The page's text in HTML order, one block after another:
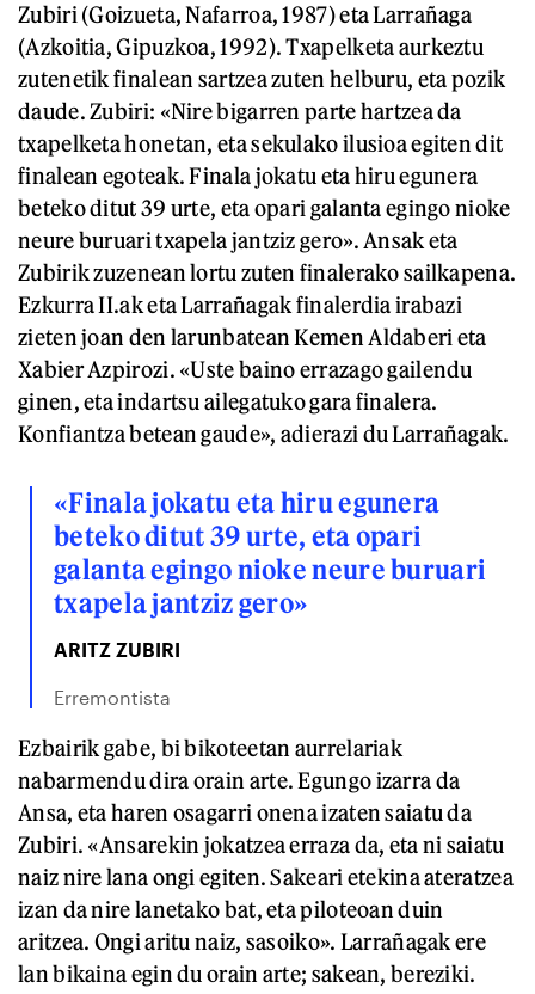
Zubiri (Goizueta, Nafarroa, 1987) eta Larrañaga
(Azkoitia, Gipuzkoa, 1992). Txapelketa aurkeztu
zutenetik finalean sartzea zuten helburu, eta pozik
daude. Zubiri: «Nire bigarren parte hartzea da
txapelketa honetan, eta sekulako ilusioa egiten dit
finalean egoteak. Finala jokatu eta hiru egunera
beteko ditut 39 urte, eta opari galanta egingo nioke
neure buruari txapela jantziz gero». Ansak eta
Zubirik zuzenean lortu zuten finalerako sailkapena.
Ezkurra II.ak eta Larrañagak finalerdia irabazi
zieten joan den larunbatean Kemen Aldaberi eta
Xabier Azpirozi. «Uste baino errazago gailendu
ginen, eta indartsu ailegatuko gara finalera.
Konfiantza betean gaude», adierazi du Larrañagak.
«Finala jokatu eta hiru egunera
beteko ditut 39 urte, eta opari
galanta egingo nioke neure buruari
txapela jantziz gero»
ARITZ ZUBIRI
Erremontista
Ezbairik gabe, bi bikoteetan aurrelariak
nabarmendu dira orain arte. Egungo izarra da
Ansa, eta haren osagarri onena izaten saiatu da
Zubiri. «Ansarekin jokatzea erraza da, eta ni saiatu
naiz nire lana ongi egiten. Sakeari etekina ateratzea
izan da nire lanetako bat, eta piloteoan duin
aritzea. Ongi aritu naiz, sasoiko». Larrañagak ere
lan bikaina egin du orain arte; sakean, bereziki.